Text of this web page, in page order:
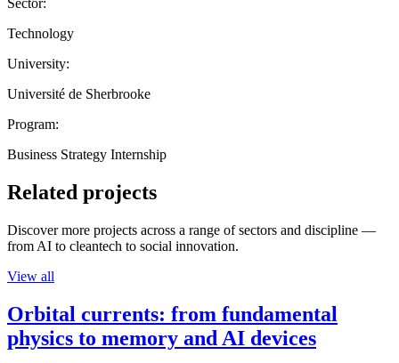
Technology
University:
Université de Sherbrooke
Program:
Business Strategy Internship
Related projects
Discover more projects across a range of sectors and discipline —
from AI to cleantech to social innovation.
View all
Orbital currents: from fundamental
physics to memory and AI devices